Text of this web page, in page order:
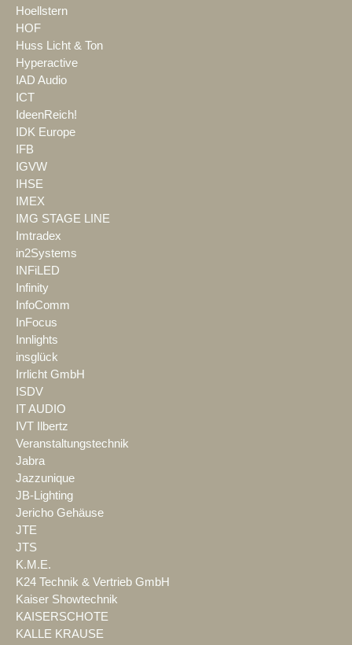
Hoellstern
HOF
Huss Licht & Ton
Hyperactive
IAD Audio
ICT
IdeenReich!
IDK Europe
IFB
IGVW
IHSE
IMEX
IMG STAGE LINE
Imtradex
in2Systems
INFiLED
Infinity
InfoComm
InFocus
Innlights
insglück
Irrlicht GmbH
ISDV
IT AUDIO
IVT Ilbertz
Veranstaltungstechnik
Jabra
Jazzunique
JB-Lighting
Jericho Gehäuse
JTE
JTS
K.M.E.
K24 Technik & Vertrieb GmbH
Kaiser Showtechnik
KAISERSCHOTE
KALLE KRAUSE